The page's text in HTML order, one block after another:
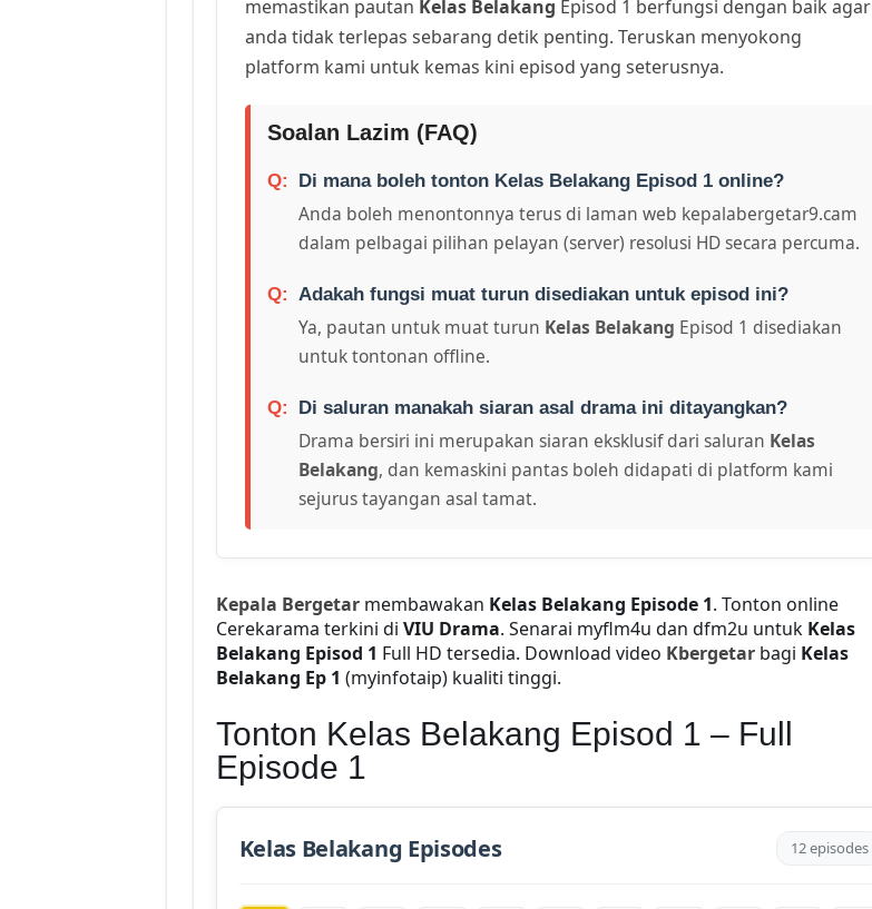
memastikan pautan Kelas Belakang Episod 1 berfungsi dengan baik agar
anda tidak terlepas sebarang detik penting. Teruskan menyokong
platform kami untuk kemas kini episod yang seterusnya.
Soalan Lazim (FAQ)
Di mana boleh tonton Kelas Belakang Episod 1 online?
Anda boleh menontonnya terus di laman web kepalabergetar9.cam
dalam pelbagai pilihan pelayan (server) resolusi HD secara percuma.
Adakah fungsi muat turun disediakan untuk episod ini?
Ya, pautan untuk muat turun Kelas Belakang Episod 1 disediakan
untuk tontonan offline.
Di saluran manakah siaran asal drama ini ditayangkan?
Drama bersiri ini merupakan siaran eksklusif dari saluran Kelas
Belakang, dan kemaskini pantas boleh didapati di platform kami
sejurus tayangan asal tamat.
Kepala Bergetarmembawakan Kelas Belakang Episode 1. Tonton online
Cerekarama terkini di VIU Drama. Senarai myflm4u dan dfm2u untuk Kelas
Belakang Episod 1 Full HD tersedia. Download video Kbergetarbagi Kelas
Belakang Ep 1 (myinfotaip) kualiti tinggi.
Tonton Kelas Belakang Episod 1 – Full
Episode 1
Kelas Belakang Episodes 12 episodes